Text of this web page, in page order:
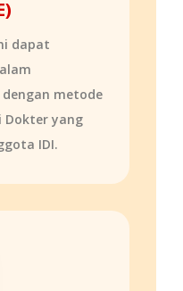
dapat
dengan metode
Dokter yang
IDI.